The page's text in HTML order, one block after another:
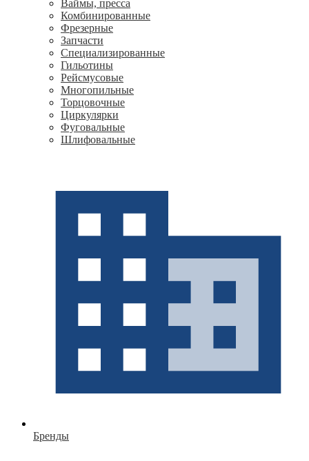
Ваймы, пресса
Комбинированные
Фрезерные
Запчасти
Специализированные
Гильотины
Рейсмусовые
Многопильные
Торцовочные
Циркулярки
Фуговальные
Шлифовальные
Бренды